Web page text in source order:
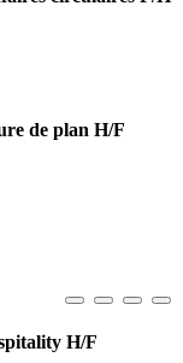
de plan H/F
H/F